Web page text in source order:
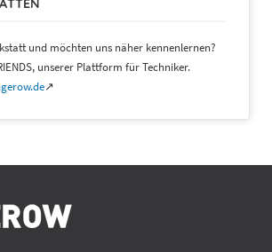
und möchten uns näher kennenlernen?
unserer Plattform für Techniker.
↗